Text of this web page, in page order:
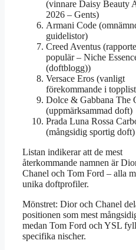
(vinnare Daisy Beauty
2026 – Gents)
Armani Code
guidelistor)
Creed Aventus
populär – Niche
(doftblogg))
Versace Eros (vanligt
förekommande i
Dolce & Gabbana The
(uppmärksammad doft)
Prada Luna Rossa
(mångsidig sportig doft)
Listan indikerar att de mest
återkommande namnen är
Chanel och Tom Ford – alla
unika doftprofiler.
Mönstret: Dior och Chanel
positionen som mest
medan Tom Ford och YSL
specifika nischer.